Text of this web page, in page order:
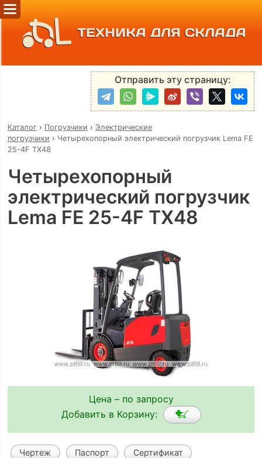
ТЕХНИКА ДЛЯ СКЛАДА
Отправить эту страницу:
Каталог› Погрузчики › Электрические
погрузчики › Четырехопорный электрический погрузчик Lema FE
25-4F TX48
Четырехопорный
электрический погрузчик
Lema FE 25-4F TX48
Цена – по запросу
Добавить в Корзину:
Чертеж Паспорт Сертификат